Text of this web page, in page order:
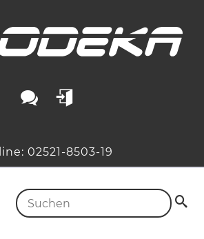
02521-8503-19